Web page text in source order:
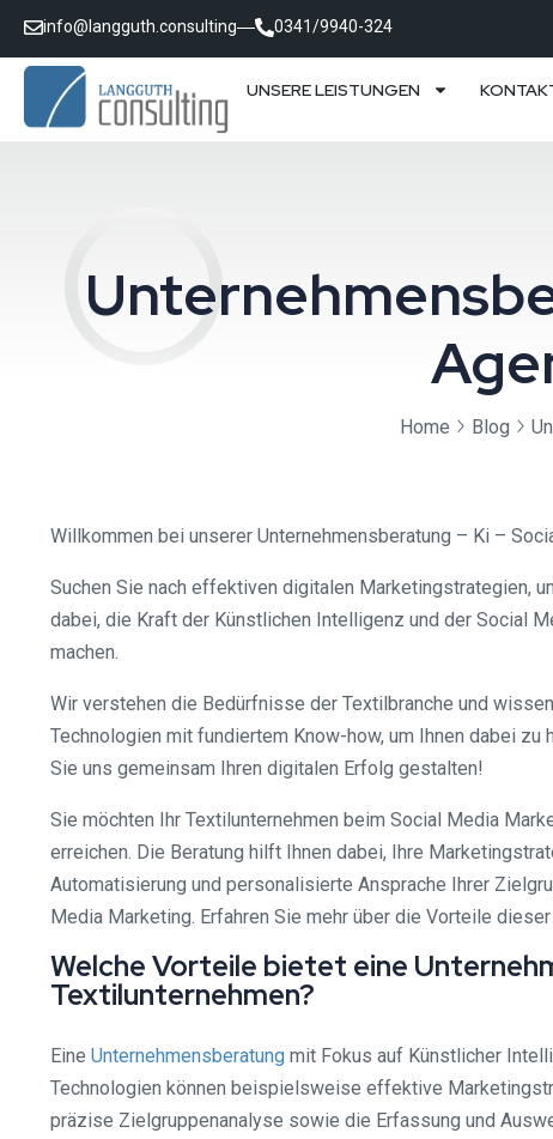
info@langguth.consulting 0341/9940-324
UNSERE LEISTUNGEN
Home Blog
Willkommen bei unserer Unternehmensberatung – Ki –
Suchen Sie nach effektiven digitalen Marketingstrategien,
dabei, die Kraft der Künstlichen Intelligenz und der Social
machen.
Wir verstehen die Bedürfnisse der Textilbranche und
Technologien mit fundiertem Know-how, um Ihnen dabei
Sie uns gemeinsam Ihren digitalen Erfolg gestalten!
Sie möchten Ihr Textilunternehmen beim Social Media
erreichen. Die Beratung hilft Ihnen dabei, Ihre
Automatisierung und personalisierte Ansprache Ihrer
Media Marketing. Erfahren Sie mehr über die Vorteile
Welche Vorteile bietet eine
Textilunternehmen?
Eine Unternehmensberatung mit Fokus auf Künstlicher
Technologien können beispielsweise effektive
präzise Zielgruppenanalyse sowie die Erfassung und